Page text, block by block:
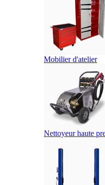
Mobilier d'atelier
Nettoyeur haute